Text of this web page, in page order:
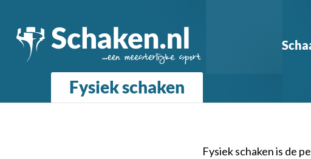
Fysiek schaken
Fysiek schaken is de